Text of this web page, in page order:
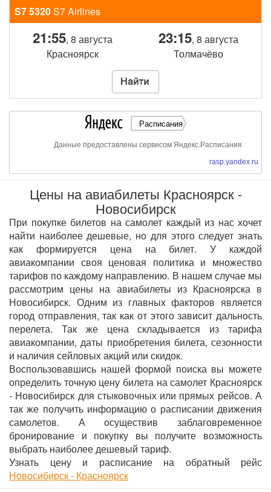
S7 5320S7 Airlines
21:55, 8 августа
Красноярск
23:15, 8 августа
Толмачёво
Расписания
Данные предоставлены сервисом Яндекс.Расписания
rasp.yandex.ru
Цены на авиабилеты Красноярск -
Новосибирск
При покупке билетов на самолет каждый из нас хочет
найти наиболее дешевые, но для этого следует знать
как формируется цена на билет. У каждой
авиакомпании своя ценовая политика и множество
тарифов по каждому направлению. В нашем случае мы
рассмотрим цены на авиабилеты из Красноярска в
Новосибирск. Одним из главных факторов является
город отправления, так как от этого зависит дальность
перелета. Так же цена складывается из тарифа
авиакомпании, даты приобретения билета, сезонности
и наличия сейловых акций или скидок.
Воспользовавшись нашей формой поиска вы можете
определить точную цену билета на самолет Красноярск
- Новосибирск для стыковочных или прямых рейсов. А
так же получить информацию о расписании движения
самолетов. А осуществив заблаговременное
бронирование и покупку вы получите возможность
выбрать наиболее дешевый тариф.
Узнать цену и расписание на обратный рейс
Новосибирск - Красноярск